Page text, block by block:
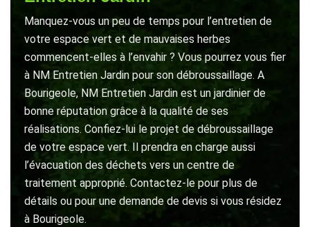
Manquez-vous un peu de temps pour l’entretien de
votre espace vert et de mauvaises herbes
commencent-elles à l’envahir ? Vous pourrez vous fier
à NM Entretien Jardin pour son débroussaillage. A
Bourigeole, NM Entretien Jardin est un jardinier de
bonne réputation grâce à la qualité de ses
réalisations. Confiez-lui le projet de débroussaillage
de votre espace vert. Il prendra en charge aussi
l’évacuation des déchets vers un centre de
traitement approprié. Contactez-le pour plus de
détails ou pour une demande de devis si vous résidez
à Bourigeole.